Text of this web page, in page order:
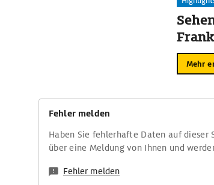
Mehr
Fehler melden
Haben Sie fehlerhafte Daten auf dieser
über eine Meldung von Ihnen und
Fehler melden